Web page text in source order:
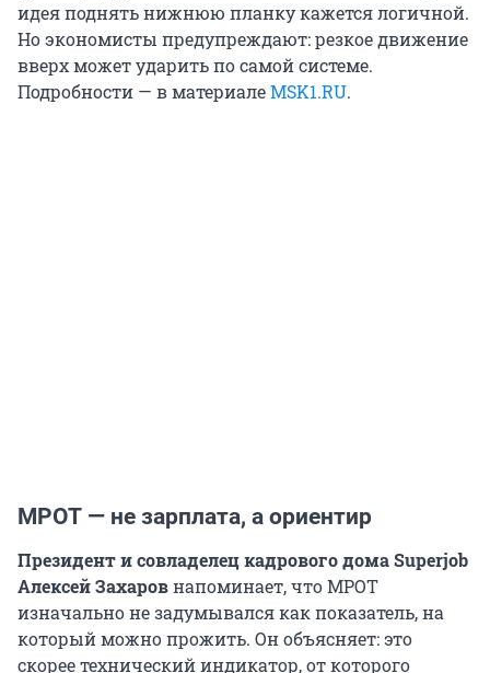
идея поднять нижнюю планку кажется логичной.
Но экономисты предупреждают: резкое движение
вверх может ударить по самой системе.
Подробности — в материалеMSK1.RU.
МРОТ — не зарплата, а ориентир
Президент и совладелец кадрового дома Superjob
Алексей Захаровнапоминает, что МРОТ
изначально не задумывался как показатель, на
который можно прожить. Он объясняет: это
скорее технический индикатор, от которого